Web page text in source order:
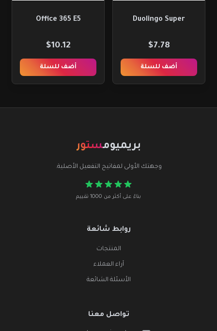
Duolingo Super
$7.78
أضف للسلة
Office 365 E5
$10.12
أضف للسلة
بريميومستور
وجهتك الأولى لمفاتيح التفعيل الأصلية.
بناءً على أكثر من 1000 تقييم
روابط شائعة
المنتجات
آراء العملاء
الأسئلة الشائعة
تواصل معنا